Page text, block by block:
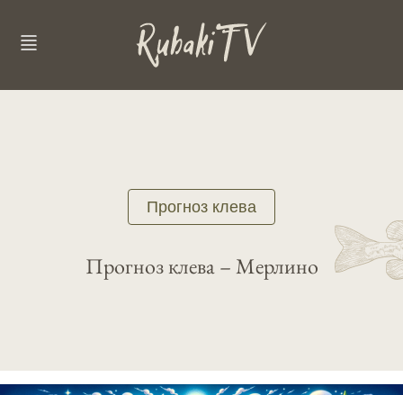
Прогноз клева
Прогноз клева – Мерлино